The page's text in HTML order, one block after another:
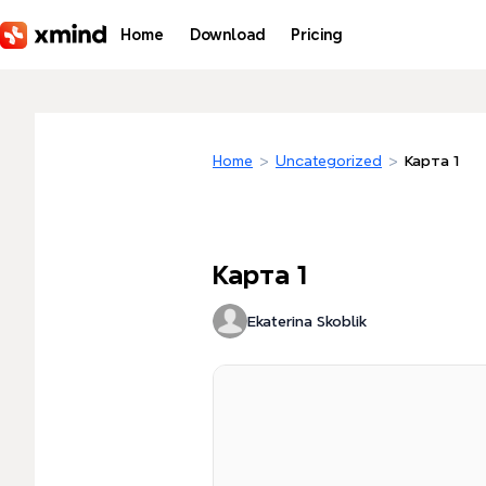
Home Download Pricing
Home > Uncategorized > Карта 1
Карта 1
Ekaterina Skoblik